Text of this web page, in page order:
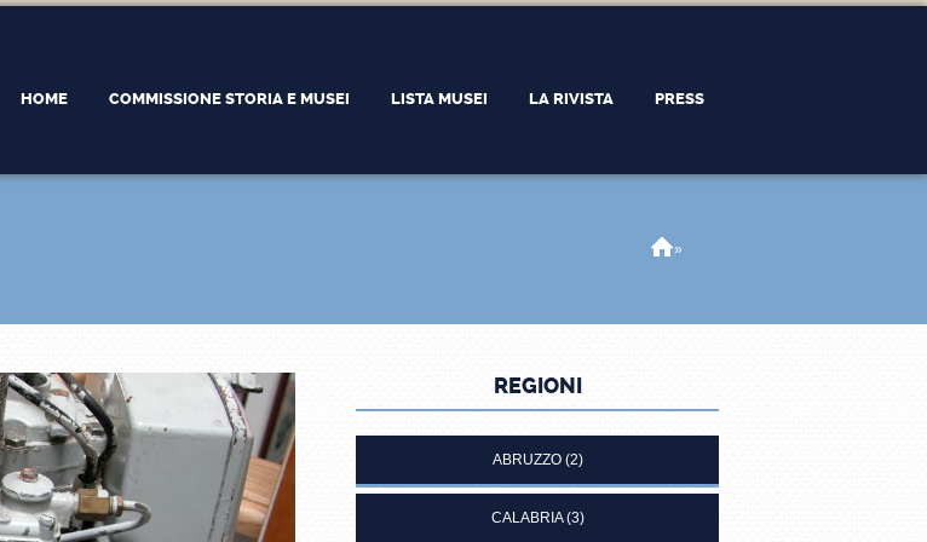
HOME COMMISSIONE STORIA E MUSEI LISTA MUSEI LA RIVISTA PRESS
Home
»
REGIONI
ABRUZZO(2)
CALABRIA(3)